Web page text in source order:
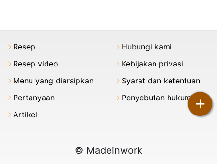
+
Resep
Resep video
Menu yang diarsipkan
Pertanyaan
Artikel
Hubungi kami
Kebijakan privasi
Syarat dan ketentuan
Penyebutan hukum
© Madeinwork